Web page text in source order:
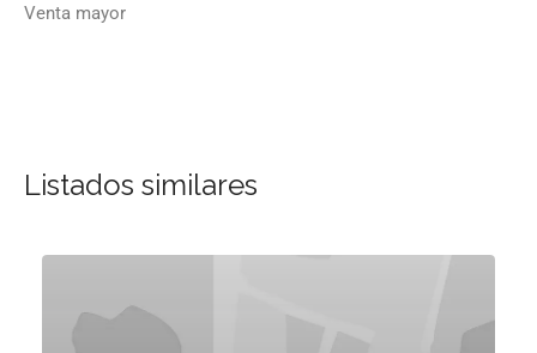
Venta mayor
Listados similares